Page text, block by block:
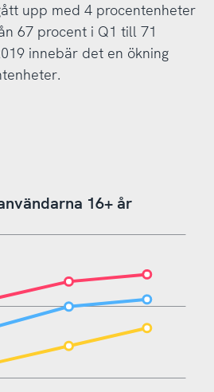
upp med 4 procentenheter
67 procent i Q1 till 71
innebär det en ökning
16+ år